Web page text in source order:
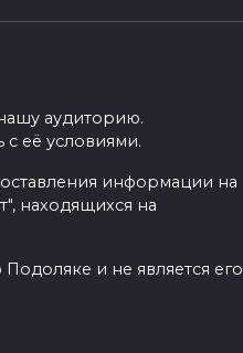
аудиторию.
с её условиями.
информации на
находящихся на
и не является его